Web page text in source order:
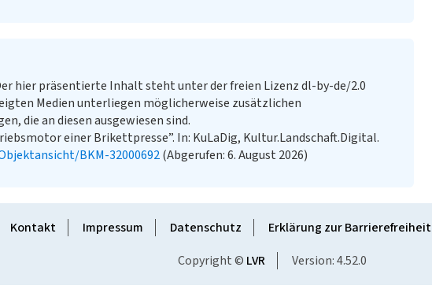
hier präsentierte Inhalt steht unter der freien Lizenz dl-by-de/2.0
Medien unterliegen möglicherweise zusätzlichen
die an diesen ausgewiesen sind.
einer Brikettpresse”. In: KuLaDig, Kultur.Landschaft.Digital.
BKM-32000692(Abgerufen: 6. August 2026)
Kontakt Impressum Datenschutz Erklärung zur Barrierefreiheit
Copyright © LVR Version: 4.52.0